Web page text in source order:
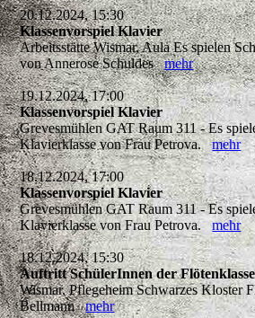
20.12.2024, 15:30
Klassenvorspiel Klavier
Arbeitsstätte Wismar, Aula Es spielen
von Annerose Schuldesmehr
19.12.2024, 17:00
Klassenvorspiel Klavier
Grevesmühlen GAT Raum 311 - Es
Klavierklasse von Frau Petrova.mehr
18.12.2024, 17:00
Klassenvorspiel Klavier
Grevesmühlen GAT Raum 311 - Es
Klavierklasse von Frau Petrova.mehr
18.12.2024, 15:30
Auftritt SchülerInnen der Flötenklasse
Wismar, Pflegeheim Schwarzes Kloster
Bellmannmehr